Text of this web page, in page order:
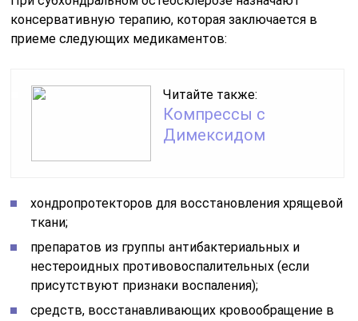
консервативную терапию, которая заключается в
приеме следующих медикаментов:
Читайте также:
Компрессы с
Димексидом
хондропротекторов для восстановления хрящевой
ткани;
препаратов из группы антибактериальных и
нестероидных противовоспалительных (если
присутствуют признаки воспаления);
средств, восстанавливающих кровообращение в